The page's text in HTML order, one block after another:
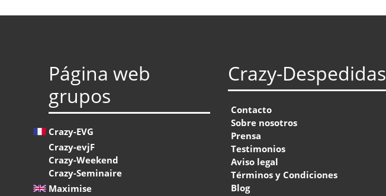
Página web
grupos
Crazy-EVG
Crazy-evjF
Crazy-Weekend
Crazy-Seminaire
Maximise
Crazy-Despedidas
Contacto
Sobre nosotros
Prensa
Testimonios
Aviso legal
Términos y Condiciones
Blog